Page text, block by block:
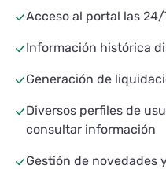
Acceso al portal las 24/
Información histórica
Generación de
Diversos perfiles de
consultar información
Gestión de novedades